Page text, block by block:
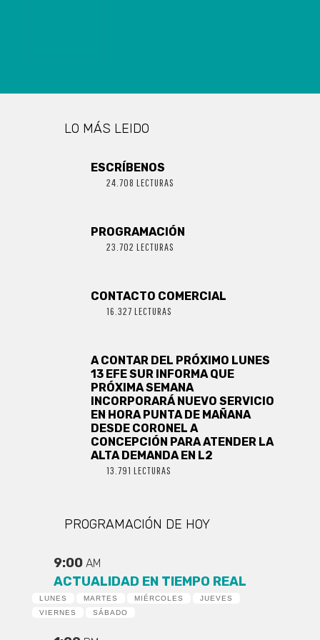
LO MÁS LEIDO
ESCRÍBENOS
24.708 LECTURAS
PROGRAMACIÓN
23.702 LECTURAS
CONTACTO COMERCIAL
16.327 LECTURAS
A CONTAR DEL PRÓXIMO LUNES
13 EFE SUR INFORMA QUE
PRÓXIMA SEMANA
INCORPORARÁ NUEVO SERVICIO
EN HORA PUNTA DE MAÑANA
DESDE CORONEL A
CONCEPCIÓN PARA ATENDER LA
ALTA DEMANDA EN L2
13.791 LECTURAS
PROGRAMACIÓN DE HOY
9:00 AM
ACTUALIDAD EN TIEMPO REAL
LUNES MARTES MIÉRCOLES
JUEVES
VIERNES
SÁBADO